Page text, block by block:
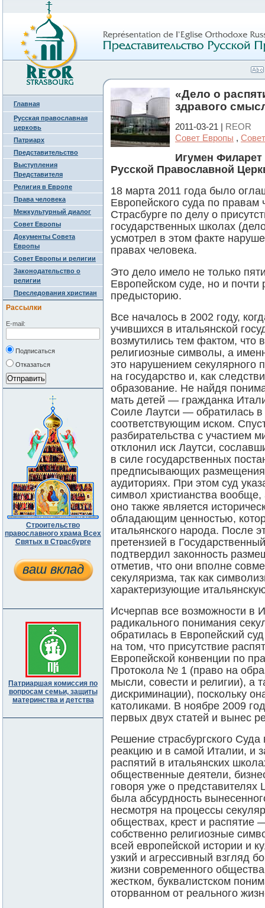
Главная
Русская православная
церковь
Патриарх
Представительство
Выступления
Представителя
Религия в Европе
Права человека
Межкультурный диалог
Совет Европы
Документы Совета
Европы
Совет Европы и религии
Законодательство о
религии
Преследования христиан
Рассылки
E-mail:
Подписаться
Отказаться
Строительство
православного храма Всех
Святых в Страсбурге
ваш вклад
Патриаршая комиссия по
вопросам семьи, защиты
материнства и детства
«Дело о
здравого
2011-03-21 | REOR
Совет Европы ,
Игумен Филарет
Русской Православной
18 марта 2011 года было
Европейского суда по
Страсбурге по делу о
государственных школах
усмотрел в этом факте
правах человека.
Это дело имело не только
Европейском суде, но и
предысторию.
Все началось в 2002 году,
учившихся в итальянской
возмутились тем фактом, что
религиозные символы, а
это нарушением секулярного
на государство и, как
образование. Не найдя
мать детей ― гражданка
Соиле Лаутси ― обратилась в
соответствующим иском.
разбирательства с участием
отклонил иск Лаутси,
в силе государственных
предписывающих
аудиториях. При этом суд
символ христианства вообще,
оно также является
обладающим ценностью,
итальянского народа. После
претензией в
подтвердил законность
отметив, что они вполне
секуляризма, так как
характеризующие
Исчерпав все возможности в
радикального понимания
обратилась в Европейский
на том, что присутствие
Европейской конвенции по
Протокола № 1 (право на
мысли, совести и религии), а
дискриминации), поскольку
католиками. В ноябре 2009
первых двух статей и вынес
Решение страсбургского
реакцию и в самой Италии, и
распятий в итальянских
общественные деятели,
говоря уже о
была абсурдность
несмотря на процессы
обществах, крест и распятие
собственно религиозные
всей европейской истории и
узкий и агрессивный взгляд
жизни современного
жестком, буквалистском
оторванном от реального